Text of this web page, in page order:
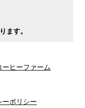
ます。
ーヒーファーム
ーポリシー